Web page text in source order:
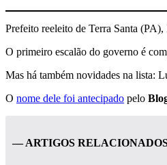
Prefeito reeleito de Terra Santa
O primeiro escalão do governo é
Mas há também novidades na lista:
O nome dele foi antecipado pelo
— ARTIGOS